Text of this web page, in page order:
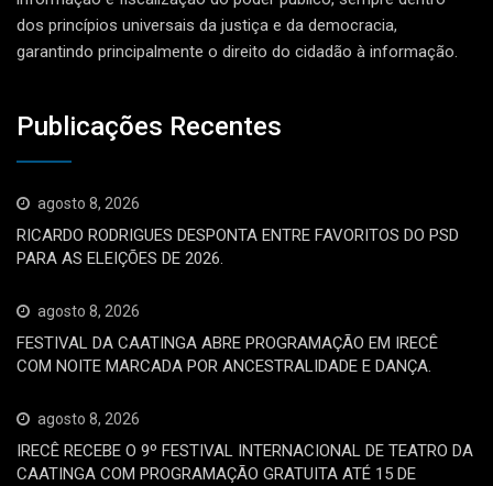
dos princípios universais da justiça e da democracia,
garantindo principalmente o direito do cidadão à informação.
Publicações Recentes
agosto 8, 2026
RICARDO RODRIGUES DESPONTA ENTRE FAVORITOS DO PSD
PARA AS ELEIÇÕES DE 2026.
agosto 8, 2026
FESTIVAL DA CAATINGA ABRE PROGRAMAÇÃO EM IRECÊ
COM NOITE MARCADA POR ANCESTRALIDADE E DANÇA.
agosto 8, 2026
IRECÊ RECEBE O 9º FESTIVAL INTERNACIONAL DE TEATRO DA
CAATINGA COM PROGRAMAÇÃO GRATUITA ATÉ 15 DE